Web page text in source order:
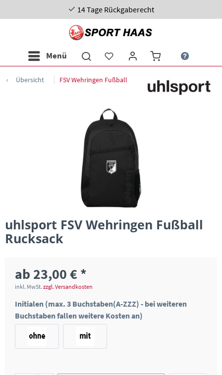
14 Tage Rückgaberecht
Menü
Übersicht FSV Wehringen Fußball
uhlsport FSV Wehringen Fußball
Rucksack
ab 23,00 € *
inkl. MwSt. zzgl. Versandkosten
Initialen (max. 3 Buchstaben(A-ZZZ) - bei weiteren
Buchstaben fallen weitere Kosten an)